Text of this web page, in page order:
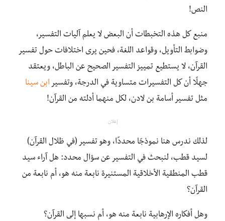
النص!
منبع كل هذه التخبطات أن البعض لا يعلم آليات التفسير،
وضوابط التأويل، وقواعد اللغة، فحين يرى اختلافات حول تفسير
القرآن، لا يستطيع تمييز التفسير الصحيح عن الباطل، ويعتقد
جهلًا أن كل التفسيرات متساوية في الدرجة، وتفسير ابن سينا
مثل تفسير أسامة بن لادن، لكل منهما أدلته من القرآن!
إعلان
لذلك ندرس هنا نموذجًا محددًا، وهو تفسير (في ظلال القرآن)
لسيد قطب، لنبحث في التفسير عن سؤال محدد: هل آراء سيد
قطب المنطقية الأخلاقية المستنيرة نابعة منه هو، أم نابعة من
القرآن؟
وهل أفكاره الإرهابية نابعة منه هو، أم نسبها إلى القرآن؟